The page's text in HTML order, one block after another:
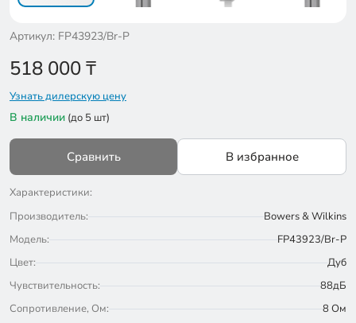
Артикул: FP43923/Br-P
518 000₸
Узнать дилерскую цену
В наличии (до 5 шт)
Сравнить В избранное
Характеристики:
Производитель:
Bowers & Wilkins
Модель:
FP43923/Br-P
Цвет:
Дуб
Чувствительность:
88дБ
Сопротивление, Ом:
8 Ом